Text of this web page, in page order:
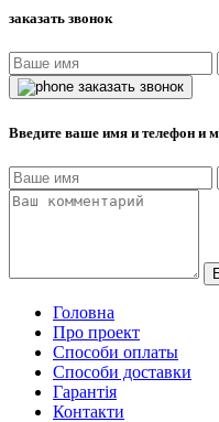
заказать звонок
заказать звонок
Введите ваше имя и телефон и
Головна
Про проект
Способи оплаты
Способи доставки
Гарантiя
Контакти